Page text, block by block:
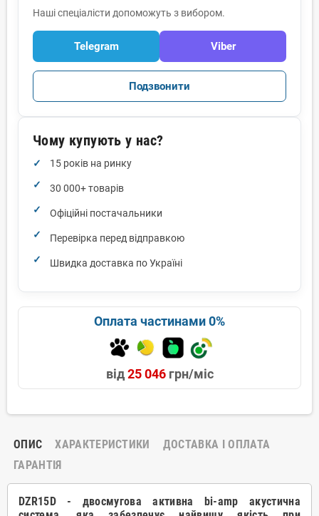
Наші спеціалісти допоможуть з вибором.
Telegram Viber
Подзвонити
Чому купують у нас?
15 років на ринку
30 000+ товарів
Офіційні постачальники
Перевірка перед відправкою
Швидка доставка по Україні
Оплата частинами 0%
від25 046грн/міс
ОПИС ХАРАКТЕРИСТИКИ
ДОСТАВКА І ОПЛАТА
ГАРАНТІЯ
DZR15D - двосмугова активна bi-amp акустична